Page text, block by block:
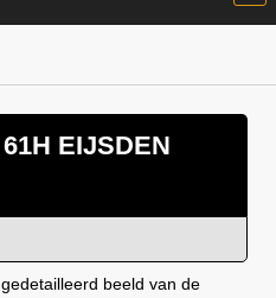
EIJSDEN
beeld van de